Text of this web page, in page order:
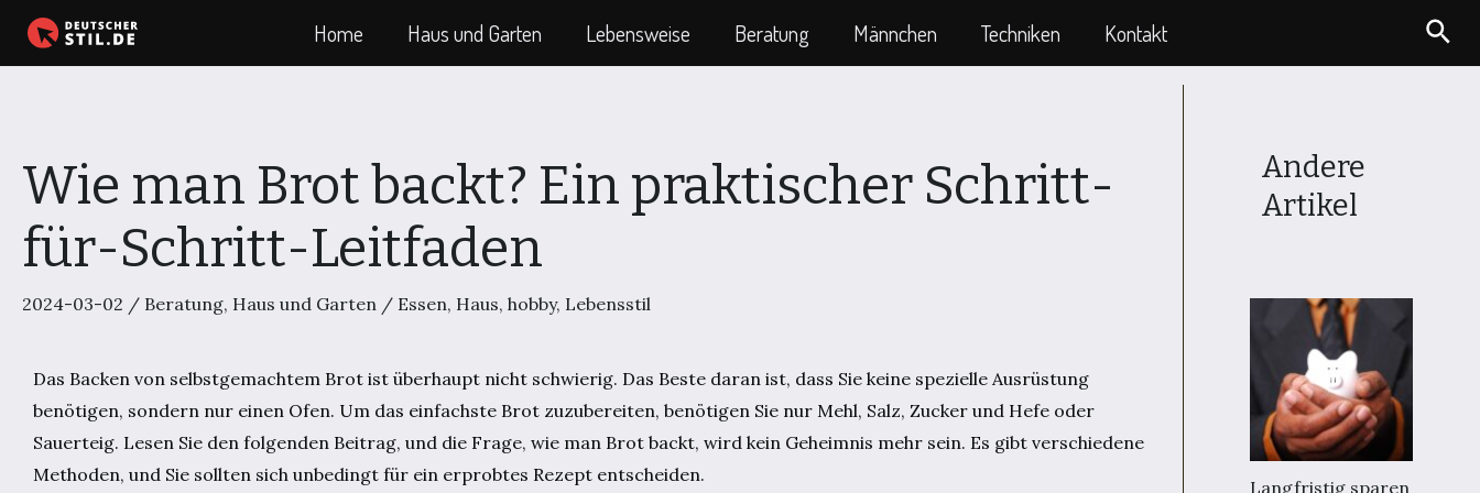
Zum
Inhalt
Home Haus und Garten Lebensweise Beratung Männchen Techniken Kontakt
Wie man Brot backt? Ein praktischer Schritt-
für-Schritt-Leitfaden
2024-03-02 / Beratung, Haus und Garten / Essen, Haus, hobby, Lebensstil
Das Backen von selbstgemachtem Brot ist überhaupt nicht schwierig. Das Beste daran ist, dass Sie keine spezielle Ausrüstung
benötigen, sondern nur einen Ofen. Um das einfachste Brot zuzubereiten, benötigen Sie nur Mehl, Salz, Zucker und Hefe oder
Sauerteig. Lesen Sie den folgenden Beitrag, und die Frage, wie man Brot backt, wird kein Geheimnis mehr sein. Es gibt verschiedene
Methoden, und Sie sollten sich unbedingt für ein erprobtes Rezept entscheiden.
Andere
Artikel
Langfristig sparen